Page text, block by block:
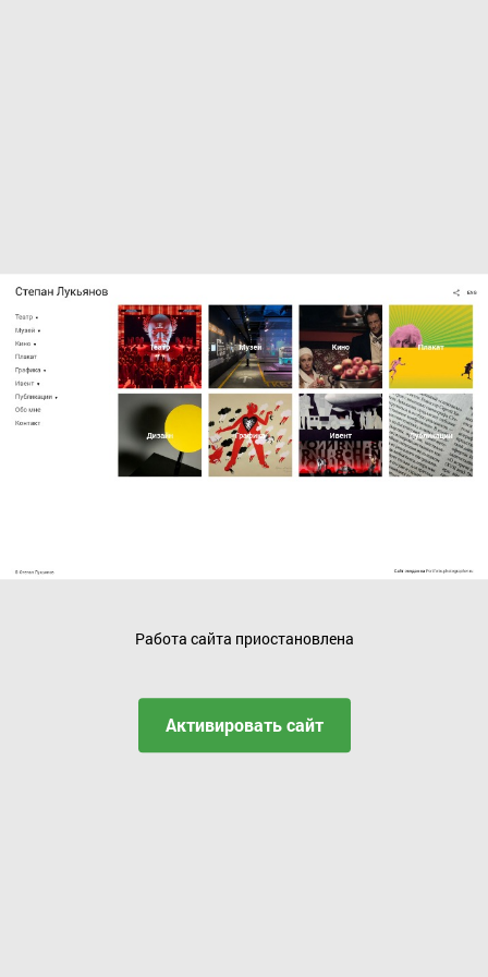
Работа сайта приостановлена
Активировать сайт